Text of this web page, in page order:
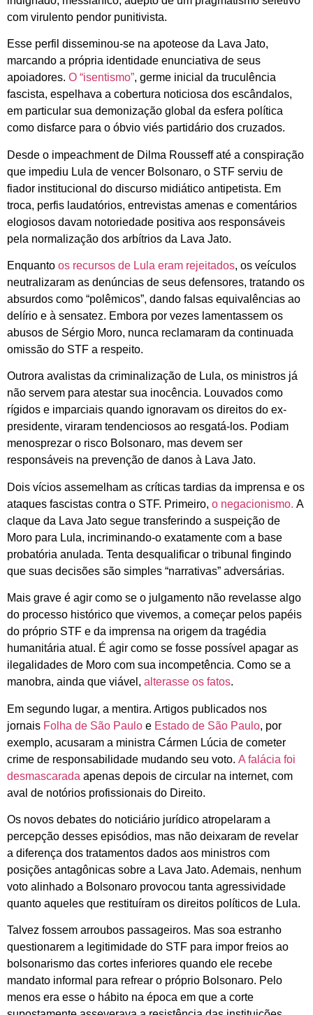
com virulento pendor punitivista.
Esse perfil disseminou-se na apoteose da Lava Jato,
marcando a própria identidade enunciativa de seus
apoiadores. O “isentismo”, germe inicial da truculência
fascista, espelhava a cobertura noticiosa dos escândalos,
em particular sua demonização global da esfera política
como disfarce para o óbvio viés partidário dos cruzados.
Desde o impeachment de Dilma Rousseff até a conspiração
que impediu Lula de vencer Bolsonaro, o STF serviu de
fiador institucional do discurso midiático antipetista. Em
troca, perfis laudatórios, entrevistas amenas e comentários
elogiosos davam notoriedade positiva aos responsáveis
pela normalização dos arbítrios da Lava Jato.
Enquanto os recursos de Lula eram rejeitados, os veículos
neutralizaram as denúncias de seus defensores, tratando os
absurdos como “polêmicos”, dando falsas equivalências ao
delírio e à sensatez. Embora por vezes lamentassem os
abusos de Sérgio Moro, nunca reclamaram da continuada
omissão do STF a respeito.
Outrora avalistas da criminalização de Lula, os ministros já
não servem para atestar sua inocência. Louvados como
rígidos e imparciais quando ignoravam os direitos do ex-
presidente, viraram tendenciosos ao resgatá-los. Podiam
menosprezar o risco Bolsonaro, mas devem ser
responsáveis na prevenção de danos à Lava Jato.
Dois vícios assemelham as críticas tardias da imprensa e os
ataques fascistas contra o STF. Primeiro, o negacionismo. A
claque da Lava Jato segue transferindo a suspeição de
Moro para Lula, incriminando-o exatamente com a base
probatória anulada. Tenta desqualificar o tribunal fingindo
que suas decisões são simples “narrativas” adversárias.
Mais grave é agir como se o julgamento não revelasse algo
do processo histórico que vivemos, a começar pelos papéis
do próprio STF e da imprensa na origem da tragédia
humanitária atual. É agir como se fosse possível apagar as
ilegalidades de Moro com sua incompetência. Como se a
manobra, ainda que viável, alterasse os fatos.
Em segundo lugar, a mentira. Artigos publicados nos
jornais Folha de São Paulo e Estado de São Paulo, por
exemplo, acusaram a ministra Cármen Lúcia de cometer
crime de responsabilidade mudando seu voto. A falácia foi
desmascarada apenas depois de circular na internet, com
aval de notórios profissionais do Direito.
Os novos debates do noticiário jurídico atropelaram a
percepção desses episódios, mas não deixaram de revelar
a diferença dos tratamentos dados aos ministros com
posições antagônicas sobre a Lava Jato. Ademais, nenhum
voto alinhado a Bolsonaro provocou tanta agressividade
quanto aqueles que restituíram os direitos políticos de Lula.
Talvez fossem arroubos passageiros. Mas soa estranho
questionarem a legitimidade do STF para impor freios ao
bolsonarismo das cortes inferiores quando ele recebe
mandato informal para refrear o próprio Bolsonaro. Pelo
menos era esse o hábito na época em que a corte